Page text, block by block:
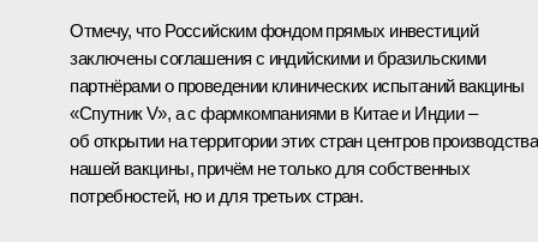
Отмечу, что Российским фондом прямых инвестиций
заключены соглашения с индийскими и бразильскими
партнёрами о проведении клинических испытаний вакцины
«Спутник V», а с фармкомпаниями в Китае и Индии –
об открытии на территории этих стран центров производства
нашей вакцины, причём не только для собственных
потребностей, но и для третьих стран.